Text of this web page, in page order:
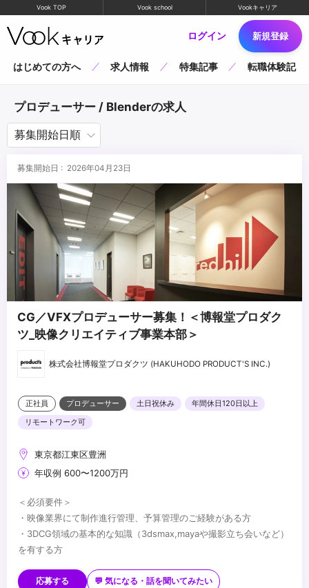
Vook TOP Vook school Vookキャリア
ログイン 新規登録
はじめての方へ 求人情報 特集記事 転職体験記
プロデューサー / Blenderの求人
募集開始日 : 2026年04月23日
CG／VFXプロデューサー募集！＜博報堂プロダク
ツ_映像クリエイティブ事業本部＞
株式会社博報堂プロダクツ (HAKUHODO PRODUCT'S INC.)
正社員 プロデューサー 土日祝休み
年間休日120日以上
リモートワーク可
東京都江東区豊洲
年収例 600〜1200万円
＜必須要件＞
・映像業界にて制作進行管理、予算管理のご経験がある方
・3DCG領域の基本的な知識（3dsmax,mayaや撮影立ち会いなど）
を有する方
・クリエイターとして、CG映像制作に関するご経験をお持ちの方
応募する 💬 気になる・話を聞いてみたい